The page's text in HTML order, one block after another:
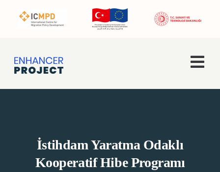
Faaliyetler
İstihdam Yaratma Odaklı
Kooperatif Hibe Programı